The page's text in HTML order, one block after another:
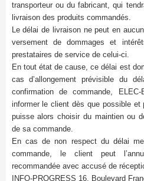
transporteur ou du fabricant, qui
livraison des produits commandés.
Le délai de livraison ne peut en
versement de dommages et
prestataires de service de celui-ci.
En tout état de cause, ce délai est
cas d’allongement prévisible du
confirmation de commande, ELEC-
informer le client dès que possible
puisse alors choisir du maintien ou
de sa commande.
En cas de non respect du délai
commande, le client peut
recommandée avec accusé de
INFO-PROGRESS 16, Boulevard